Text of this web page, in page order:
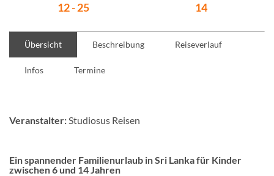
12 - 25 14
Übersicht Beschreibung Reiseverlauf
Infos Termine
Veranstalter:Studiosus Reisen
Ein spannender Familienurlaub in Sri Lanka für Kinder
zwischen 6 und 14 Jahren